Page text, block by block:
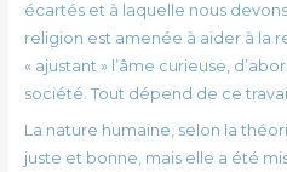
écartés et à laquelle nous
religion est amenée à aider à la
« ajustant » l’âme curieuse,
société. Tout dépend de ce
La nature humaine, selon la
juste et bonne, mais elle a été